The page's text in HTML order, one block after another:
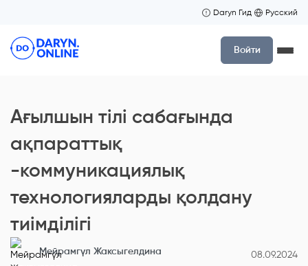
Daryn Гид Русский
Войти
Ағылшын тілі сабағында
ақпараттық
-коммуникациялық
технологияларды қолдану
тиімділігі
Мейрамгүл Жаксыгелдина 08.09.2024